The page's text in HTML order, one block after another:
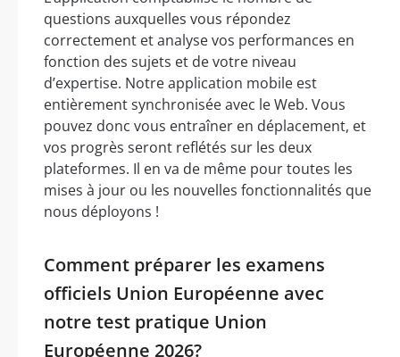
questions auxquelles vous répondez
correctement et analyse vos performances en
fonction des sujets et de votre niveau
d’expertise. Notre application mobile est
entièrement synchronisée avec le Web. Vous
pouvez donc vous entraîner en déplacement, et
vos progrès seront reflétés sur les deux
plateformes. Il en va de même pour toutes les
mises à jour ou les nouvelles fonctionnalités que
nous déployons !
Comment préparer les examens
officiels Union Européenne avec
notre test pratique Union
Européenne 2026?